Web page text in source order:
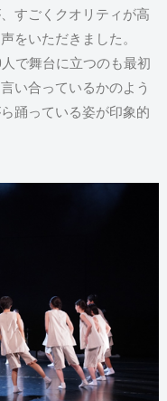
すごくクオリティが高
をいただきました。
で舞台に立つのも最初
い合っているかのよう
踊っている姿が印象的